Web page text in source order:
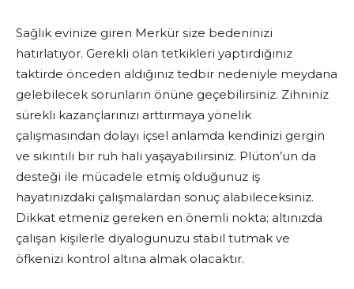
Sağlık evinize giren Merkür size bedeninizi
hatırlatıyor. Gerekli olan tetkikleri yaptırdığınız
taktirde önceden aldığınız tedbir nedeniyle meydana
gelebilecek sorunların önüne geçebilirsiniz. Zihniniz
sürekli kazançlarınızı arttırmaya yönelik
çalışmasından dolayı içsel anlamda kendinizi gergin
ve sıkıntılı bir ruh hali yaşayabilirsiniz. Plüton’un da
desteği ile mücadele etmiş olduğunuz iş
hayatınızdaki çalışmalardan sonuç alabileceksiniz.
Dikkat etmeniz gereken en önemli nokta; altınızda
çalışan kişilerle diyalogunuzu stabil tutmak ve
öfkenizi kontrol altına almak olacaktır.